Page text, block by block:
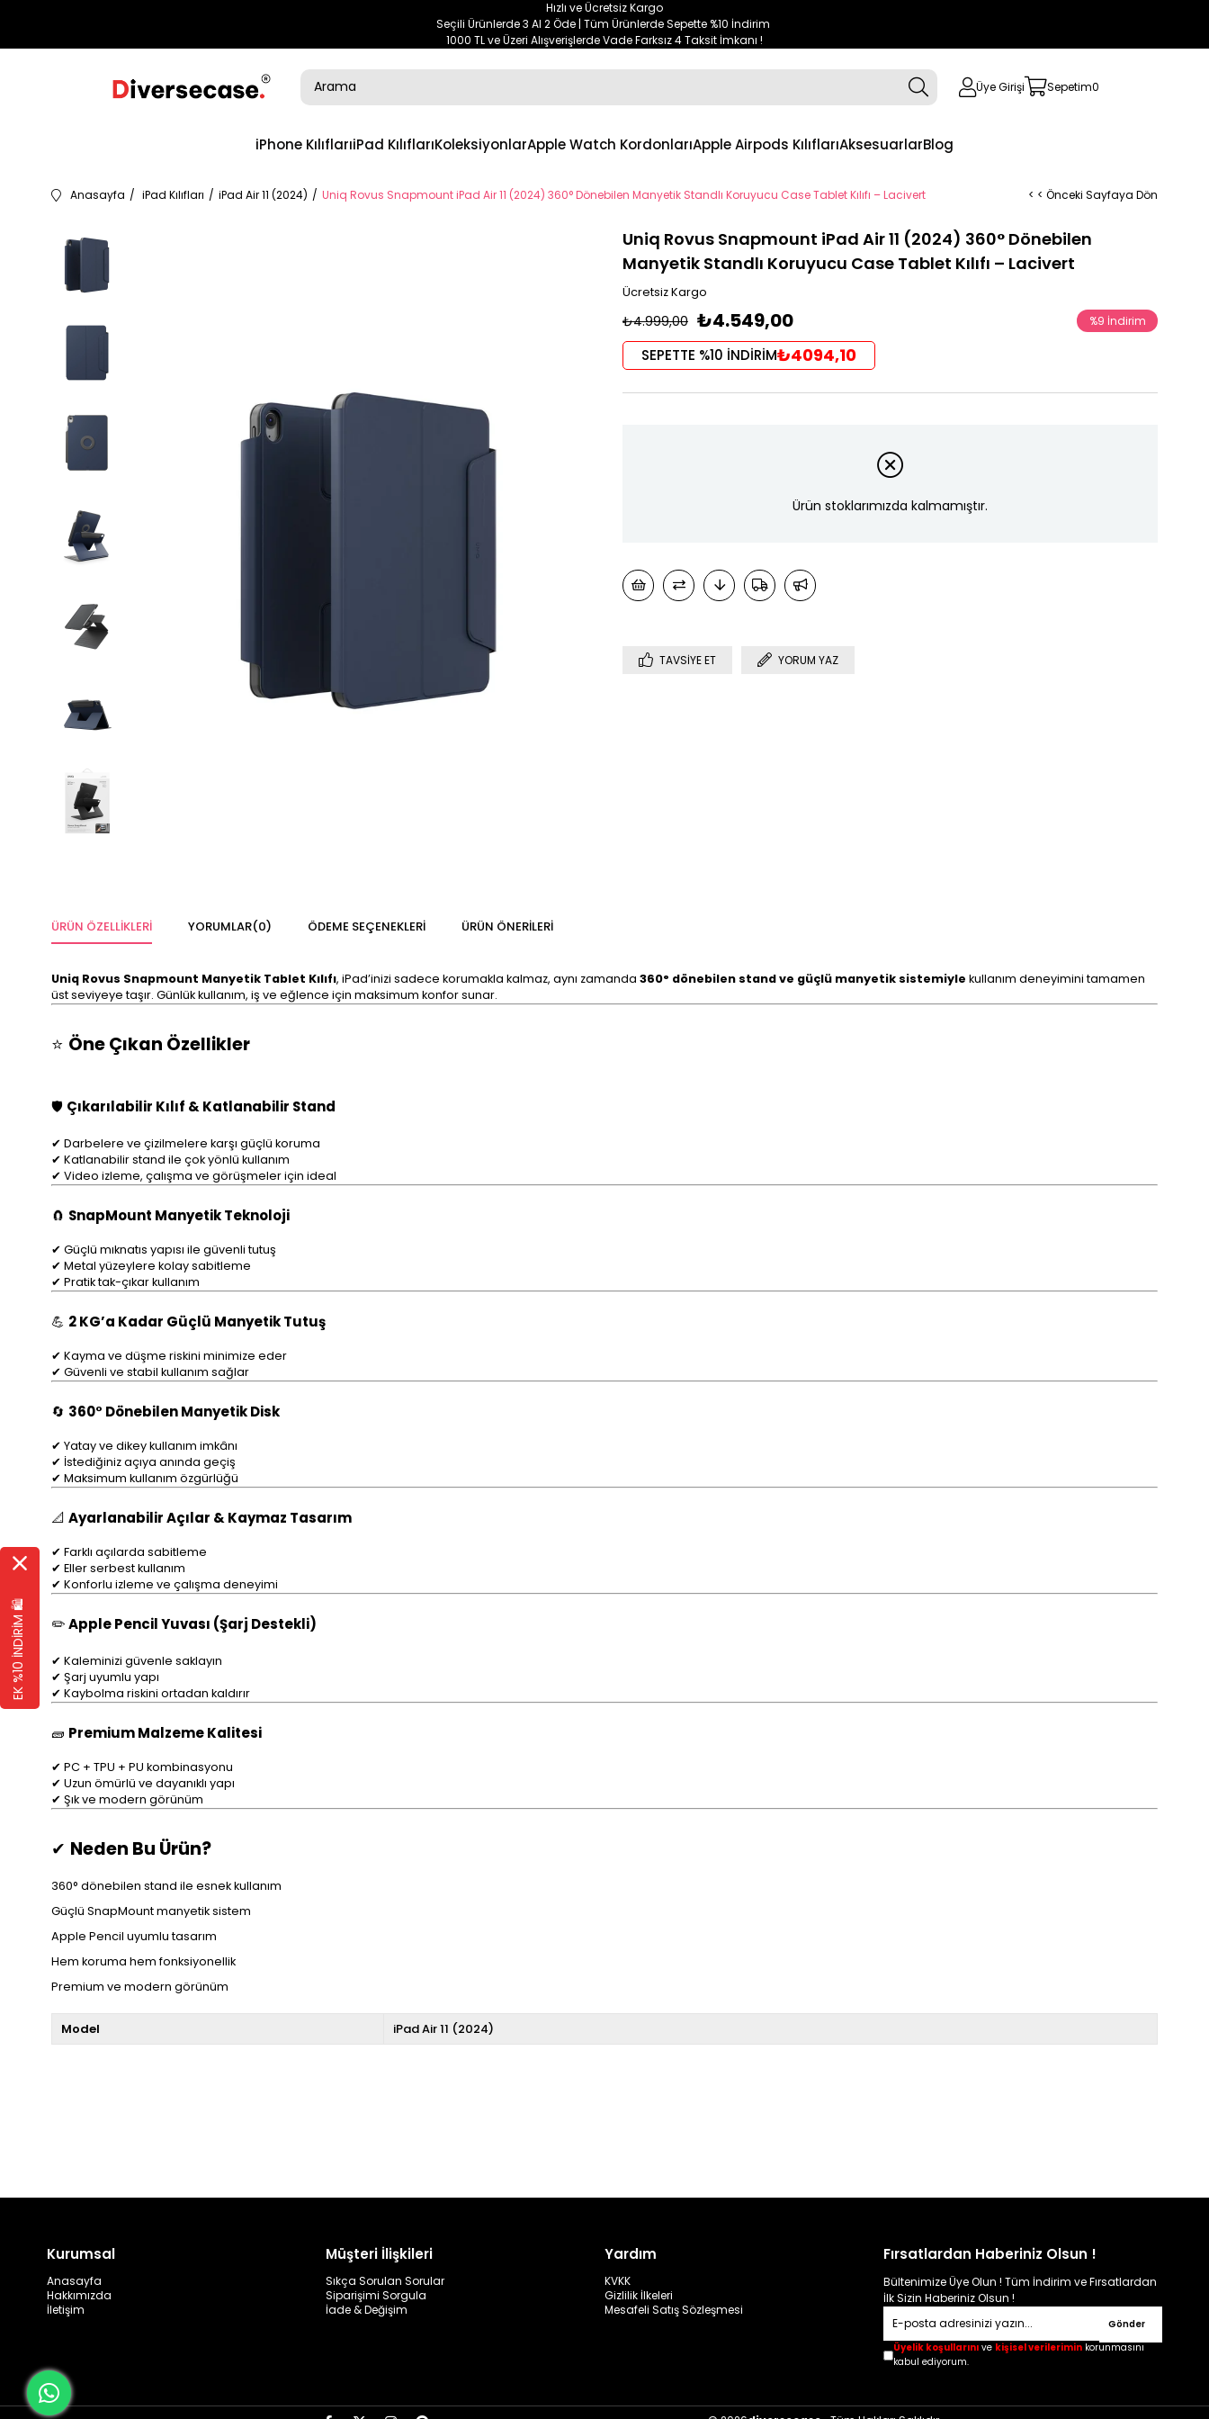
Hızlı ve Ücretsiz Kargo
Seçili Ürünlerde 3 Al 2 Öde | Tüm Ürünlerde Sepette %10 İndirim
1000 TL ve Üzeri Alışverişlerde Vade Farksız 4 Taksit İmkanı !
Üye Girişi Sepetim0
iPhone KılıflarıiPad KılıflarıKoleksiyonlarApple Watch KordonlarıApple Airpods KılıflarıAksesuarlarBlog
Anasayfa iPad Kılıfları iPad Air 11 (2024) Uniq Rovus Snapmount iPad Air 11 (2024) 360° Dönebilen Manyetik Standlı Koruyucu Case Tablet Kılıfı – Lacivert < < Önceki Sayfaya Dön
Uniq Rovus Snapmount iPad Air 11 (2024) 360° Dönebilen
Manyetik Standlı Koruyucu Case Tablet Kılıfı – Lacivert
Ücretsiz Kargo
₺4.999,00 ₺4.549,00 %9 İndirim
SEPETTE %10 İNDİRİM₺4094,10
Ürün stoklarımızda kalmamıştır.
TAVSIYE ET YORUM YAZ
ÜRÜN ÖZELLIKLERI YORUMLAR(0) ÖDEME SEÇENEKLERI ÜRÜN ÖNERILERI
Uniq Rovus Snapmount Manyetik Tablet Kılıfı, iPad’inizi sadece korumakla kalmaz, aynı zamanda 360° dönebilen stand ve güçlü manyetik sistemiyle kullanım deneyimini tamamen
üst seviyeye taşır. Günlük kullanım, iş ve eğlence için maksimum konfor sunar.
⭐ Öne Çıkan Özellikler
🛡️ Çıkarılabilir Kılıf & Katlanabilir Stand
✔ Darbelere ve çizilmelere karşı güçlü koruma
✔ Katlanabilir stand ile çok yönlü kullanım
✔ Video izleme, çalışma ve görüşmeler için ideal
🧲 SnapMount Manyetik Teknoloji
✔ Güçlü mıknatıs yapısı ile güvenli tutuş
✔ Metal yüzeylere kolay sabitleme
✔ Pratik tak-çıkar kullanım
💪 2 KG’a Kadar Güçlü Manyetik Tutuş
✔ Kayma ve düşme riskini minimize eder
✔ Güvenli ve stabil kullanım sağlar
🔄 360° Dönebilen Manyetik Disk
✔ Yatay ve dikey kullanım imkânı
✔ İstediğiniz açıya anında geçiş
✔ Maksimum kullanım özgürlüğü
📐 Ayarlanabilir Açılar & Kaymaz Tasarım
✔ Farklı açılarda sabitleme
✔ Eller serbest kullanım
✔ Konforlu izleme ve çalışma deneyimi
✏️Apple Pencil Yuvası (Şarj Destekli)
✔ Kaleminizi güvenle saklayın
✔ Şarj uyumlu yapı
✔ Kaybolma riskini ortadan kaldırır
🧱 Premium Malzeme Kalitesi
✔ PC + TPU + PU kombinasyonu
✔ Uzun ömürlü ve dayanıklı yapı
✔ Şık ve modern görünüm
✔ Neden Bu Ürün?
360° dönebilen stand ile esnek kullanım
Güçlü SnapMount manyetik sistem
Apple Pencil uyumlu tasarım
Hem koruma hem fonksiyonellik
Premium ve modern görünüm
Model iPad Air 11 (2024)
Kurumsal
Anasayfa
Hakkımızda
İletişim
Müşteri İlişkileri
Sıkça Sorulan Sorular
Siparişimi Sorgula
İade & Değişim
Yardım
KVKK
Gizlilik İlkeleri
Mesafeli Satış Sözleşmesi
Fırsatlardan Haberiniz Olsun !
Bültenimize Üye Olun ! Tüm İndirim ve Fırsatlardan
İlk Sizin Haberiniz Olsun !
Gönder
Üyelik koşullarınıve kişisel verileriminkorunmasını
kabul ediyorum.
EK %10 İNDİRİM 🛍️